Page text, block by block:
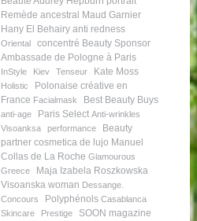
Remède ancestral Maud Garnier
Hany El Behairy anti redness
Oriental concentré Beauty Sponsor
Ambassade de Pologne à Paris
InStyle Kiev Tenseur Kate Moss
Holistic
Polonaise créative en
France Facialmask Best Beauty Buys
anti-age Paris Select Anti-wrinkles
Visoanksa
performance
Beauty
partner cosmetica de lujo Manuel
Collas de La Roche Glamourous
Greece
Maja Izabela Roszkowska
Visoanska woman Dessange.
Concours
Polyphénols Casablanca
Skincare
Prestige
SOON magazine